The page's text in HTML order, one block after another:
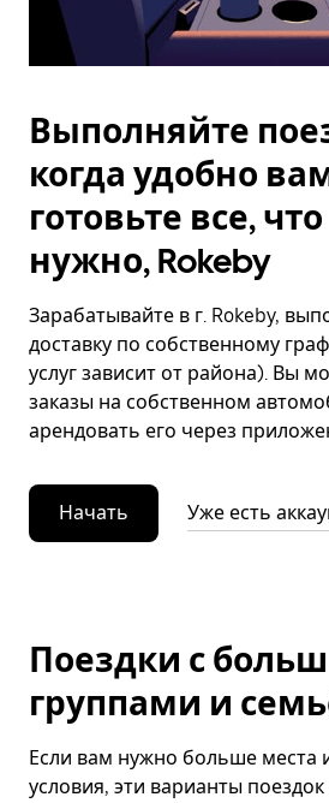
Выполняйте
когда удобно
готовьте все,
нужно, Rokeby
Зарабатывайте в г. Rokeby,
доставку по собственному
услуг зависит от района). Вы
заказы на собственном
арендовать его через
Начать Уже есть
Поездки с
группами и
Если вам нужно больше места
условия, эти варианты